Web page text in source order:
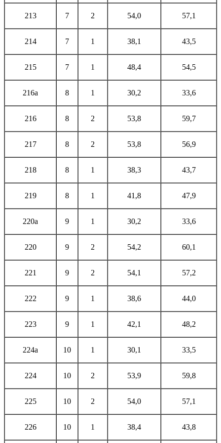
213 7 2 54,0 57,1
214 7 1 38,1 43,5
215 7 1 48,4 54,5
216а 8 1 30,2 33,6
216 8 2 53,8 59,7
217 8 2 53,8 56,9
218 8 1 38,3 43,7
219 8 1 41,8 47,9
220а 9 1 30,2 33,6
220 9 2 54,2 60,1
221 9 2 54,1 57,2
222 9 1 38,6 44,0
223 9 1 42,1 48,2
224а 10 1 30,1 33,5
224 10 2 53,9 59,8
225 10 2 54,0 57,1
226 10 1 38,4 43,8